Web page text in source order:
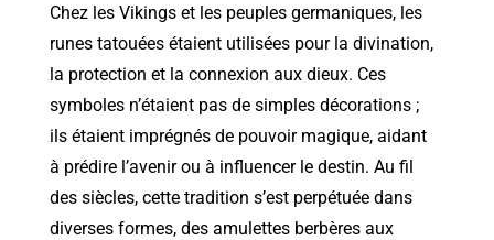
Chez les Vikings et les peuples germaniques, les
runes tatouées étaient utilisées pour la divination,
la protection et la connexion aux dieux. Ces
symboles n’étaient pas de simples décorations ;
ils étaient imprégnés de pouvoir magique, aidant
à prédire l’avenir ou à influencer le destin. Au fil
des siècles, cette tradition s’est perpétuée dans
diverses formes, des amulettes berbères aux